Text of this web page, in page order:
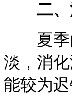
二
夏季的
淡，消
能较为